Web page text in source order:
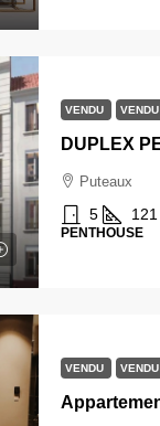
VENDU VENDU
Puteaux
5 121
PENTHOUSE
VENDU VENDU